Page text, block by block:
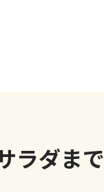
ラダまで